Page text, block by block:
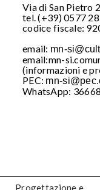
Via di San Pietro
tel. (+39) 0577
codice fiscale:
email: mn-
email:mn-
(informazioni e
PEC: mn-
WhatsApp:
Progettazione e